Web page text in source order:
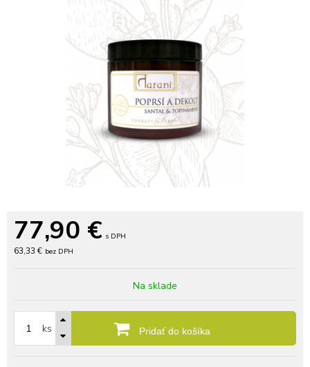
77,90 € s DPH
63,33 € bez DPH
Na sklade
ks Pridať do košíka